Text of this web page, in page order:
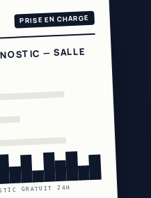
PRISE EN CHARGE
— SALLE
GRATUIT 24H